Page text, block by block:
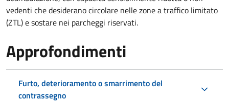
vedenti che desiderano circolare nelle zone a traffico limitato
(ZTL) e sostare nei parcheggi riservati.
Approfondimenti
Furto, deterioramento o smarrimento del
contrassegno